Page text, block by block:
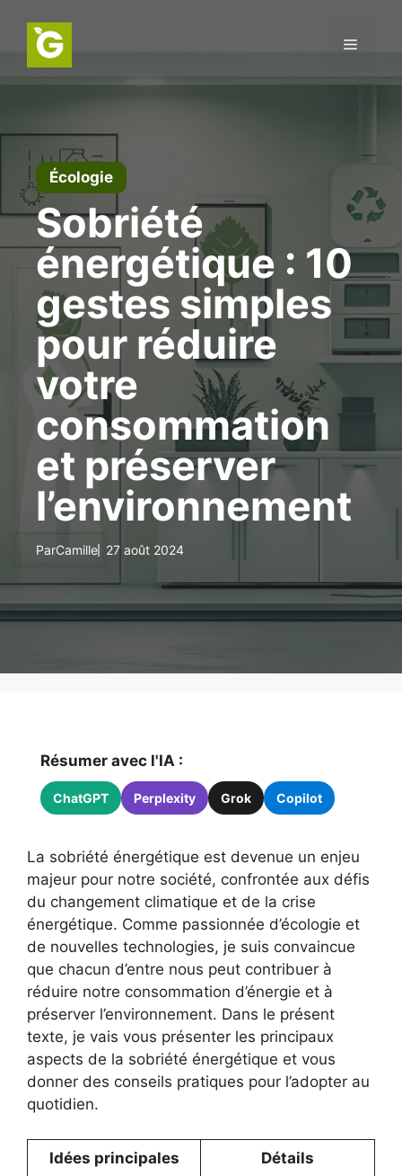
contenu
Menu
Écologie
Sobriété
énergétique : 10
gestes simples
pour réduire
votre
consommation
et préserver
l’environnement
ParCamille 27 août 2024
Résumer avec l'IA :
ChatGPT Perplexity Grok Copilot
La sobriété énergétique est devenue un enjeu
majeur pour notre société, confrontée aux défis
du changement climatique et de la crise
énergétique. Comme passionnée d’écologie et
de nouvelles technologies, je suis convaincue
que chacun d’entre nous peut contribuer à
réduire notre consommation d’énergie et à
préserver l’environnement. Dans le présent
texte, je vais vous présenter les principaux
aspects de la sobriété énergétique et vous
donner des conseils pratiques pour l’adopter au
quotidien.
Idées principales Détails